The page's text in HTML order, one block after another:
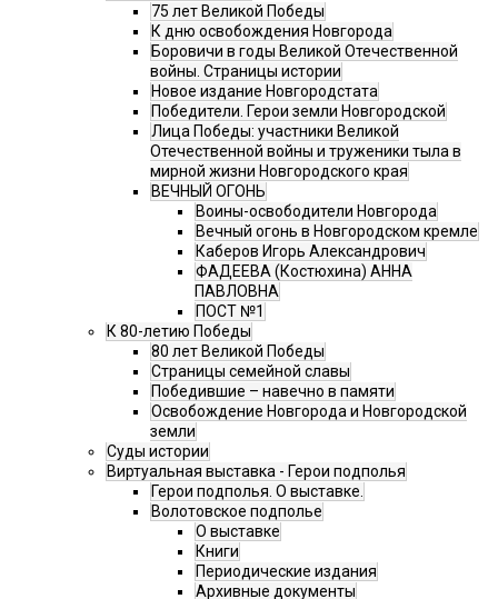
75 лет Великой Победы
К дню освобождения Новгорода
Боровичи в годы Великой Отечественной
войны. Страницы истории
Новое издание Новгородстата
Победители. Герои земли Новгородской
Лица Победы: участники Великой
Отечественной войны и труженики тыла в
мирной жизни Новгородского края
ВЕЧНЫЙ ОГОНЬ
Воины-освободители Новгорода
Вечный огонь в Новгородском кремле
Каберов Игорь Александрович
ФАДЕЕВА (Костюхина) АННА
ПАВЛОВНА
ПОСТ №1
К 80-летию Победы
80 лет Великой Победы
Страницы семейной славы
Победившие – навечно в памяти
Освобождение Новгорода и Новгородской
земли
Суды истории
Виртуальная выставка - Герои подполья
Герои подполья. О выставке.
Волотовское подполье
О выставке
Книги
Периодические издания
Архивные документы